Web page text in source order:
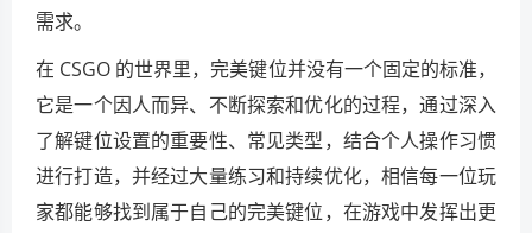
需求。
在 CSGO 的世界里，完美键位并没有一个固定的标准，
它是一个因人而异、不断探索和优化的过程，通过深入
了解键位设置的重要性、常见类型，结合个人操作习惯
进行打造，并经过大量练习和持续优化，相信每一位玩
家都能够找到属于自己的完美键位，在游戏中发挥出更